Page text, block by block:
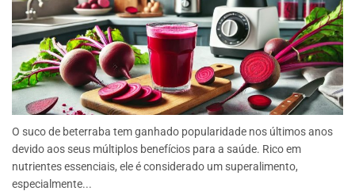
O suco de beterraba tem ganhado popularidade nos últimos anos
devido aos seus múltiplos benefícios para a saúde. Rico em
nutrientes essenciais, ele é considerado um superalimento,
especialmente...